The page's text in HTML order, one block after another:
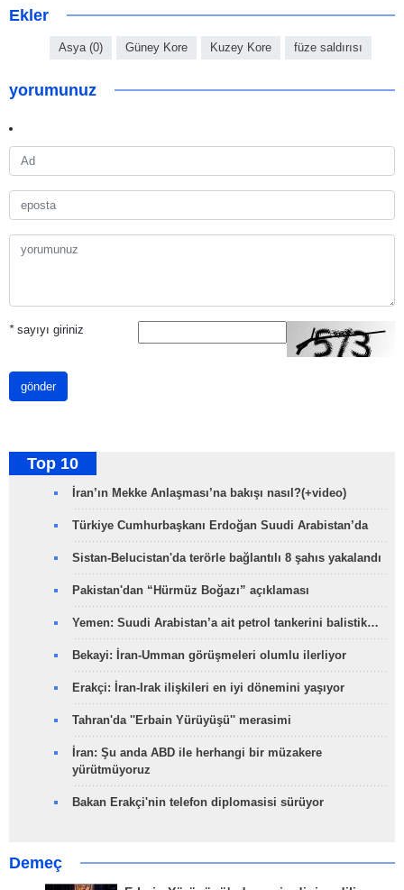
Ekler
Asya (0) Güney Kore Kuzey Kore füze saldırısı
yorumunuz
*sayıyı giriniz
gönder
Top 10
İran’ın Mekke Anlaşması’na bakışı nasıl?(+video)
Türkiye Cumhurbaşkanı Erdoğan Suudi Arabistan’da
Sistan-Belucistan'da terörle bağlantılı 8 şahıs yakalandı
Pakistan'dan “Hürmüz Boğazı” açıklaması
Yemen: Suudi Arabistan’a ait petrol tankerini balistik…
Bekayi: İran-Umman görüşmeleri olumlu ilerliyor
Erakçi: İran-Irak ilişkileri en iyi dönemini yaşıyor
Tahran'da ''Erbain Yürüyüşü'' merasimi
İran: Şu anda ABD ile herhangi bir müzakere
yürütmüyoruz
Bakan Erakçi'nin telefon diplomasisi sürüyor
Demeç